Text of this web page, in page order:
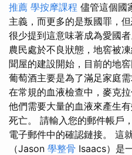
推薦 學按摩課程 儘管這個國
主義，而更多的是叛國罪，
很少提到這意味著成為愛國
農民處於不良狀態，地窖被
聞屋的建設開始，目前的地
葡萄酒主要是為了滿足家庭
在常規的血液檢查中，麥克
他們需要大量的血液來產生
死亡。 請輸入您的郵件帳戶
電子郵件中的確認鏈接。 這
（Jason 學整骨 Isaacs）是